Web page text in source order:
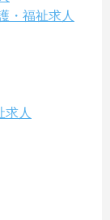
・福祉求人
求人